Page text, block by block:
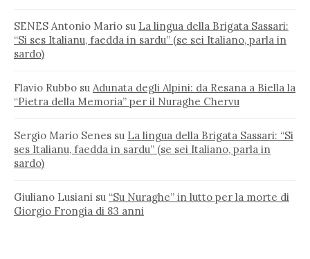
SENES Antonio Mario su La lingua della Brigata Sassari:
“Si ses Italianu, faedda in sardu” (se sei Italiano, parla in
sardo)
Flavio Rubbo su Adunata degli Alpini: da Resana a Biella la
“Pietra della Memoria” per il Nuraghe Chervu
Sergio Mario Senes su La lingua della Brigata Sassari: “Si
ses Italianu, faedda in sardu” (se sei Italiano, parla in
sardo)
Giuliano Lusiani su “Su Nuraghe” in lutto per la morte di
Giorgio Frongia di 83 anni